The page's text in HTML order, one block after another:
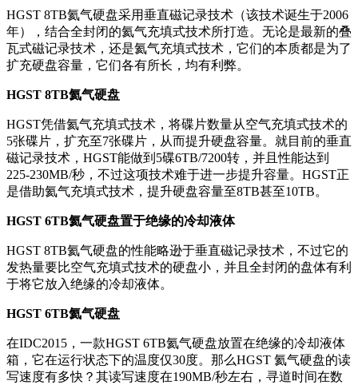
HGST 8TB氦气硬盘采用垂直磁记录技术（该技术诞生于2006
年），结合全封闭的氦气充填式技术所打造。无论是最新的叠
瓦式磁记录技术，还是氦气充填式技术，它们的本质都是为了
扩充硬盘容量，它们各有所长，均有利弊。
HGST 8TB氦气硬盘
HGST凭借氦气充填式技术，将碟片数量从空气充填式技术的
5张碟片，扩充至7张碟片，从而提升硬盘容量。就目前的垂直
磁记录技术，HGST能做到5碟6TB/7200转，并且性能达到
225-230MB/秒，不过这项技术难于进一步提升容量。HGST正
是借助氦气充填式技术，提升硬盘容量至8TB甚至10TB。
HGST 6TB氦气硬盘置于绝缘的冷却液体
HGST 8TB氦气硬盘的性能略逊于垂直磁记录技术，不过它的
发热量要比空气充填式技术的硬盘小，并且全封闭的盘体有利
于将它放入绝缘的冷却液体。
HGST 6TB氦气硬盘
在IDC2015，一款HGST 6TB氦气硬盘放置在绝缘的冷却液体
箱，它在运行状态下的温度仅30度。那么HGST 氦气硬盘的读
写速度有多快？其读写速度在190MB/秒左右，寻道时间在数